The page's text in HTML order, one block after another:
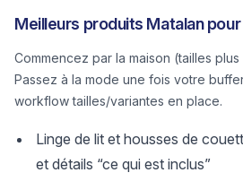
Meilleurs produits Matalan
Commencez par la maison (tailles
Passez à la mode une fois votre
workflow tailles/variantes en place.
Linge de lit et housses de
et détails “ce qui est inclus”